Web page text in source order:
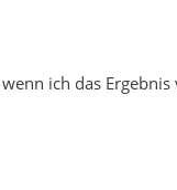
ich das